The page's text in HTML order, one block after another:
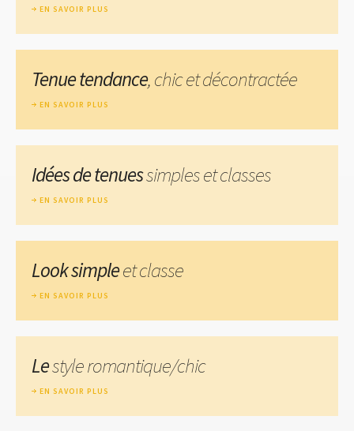
EN SAVOIR PLUS
Tenue tendance, chic et décontractée
EN SAVOIR PLUS
Idées de tenuessimples et classes
EN SAVOIR PLUS
Look simpleet classe
EN SAVOIR PLUS
Lestyle romantique/chic
EN SAVOIR PLUS